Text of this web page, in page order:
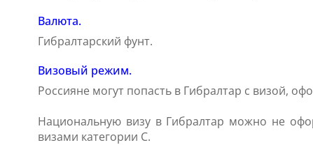
Валюта.
Гибралтарский фунт.
Визовый режим.
Россияне могут попасть в Гибралтар с визой,
Национальную визу в Гибралтар можно не
визами категории С.